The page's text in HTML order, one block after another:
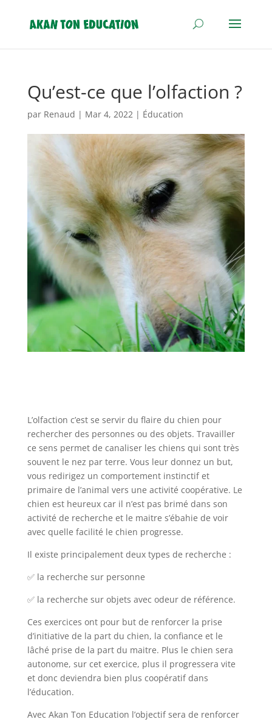
Qu’est-ce que l’olfaction ?
par Renaud | Mar 4, 2022| Éducation
L’olfaction c’est se servir du flaire du chien pour
rechercher des personnes ou des objets. Travailler
ce sens permet de canaliser les chiens qui sont très
souvent le nez par terre. Vous leur donnez un but,
vous redirigez un comportement instinctif et
primaire de l’animal vers une activité coopérative. Le
chien est heureux car il n’est pas brimé dans son
activité de recherche et le maitre s’ébahie de voir
avec quelle facilité le chien progresse.
Il existe principalement deux types de recherche :
✅ la recherche sur personne
✅ la recherche sur objets avec odeur de référence.
Ces exercices ont pour but de renforcer la prise
d’initiative de la part du chien, la confiance et le
lâché prise de la part du maitre. Plus le chien sera
autonome, sur cet exercice, plus il progressera vite
et donc deviendra bien plus coopératif dans
l’éducation.
Avec Akan Ton Education l’objectif sera de renforcer